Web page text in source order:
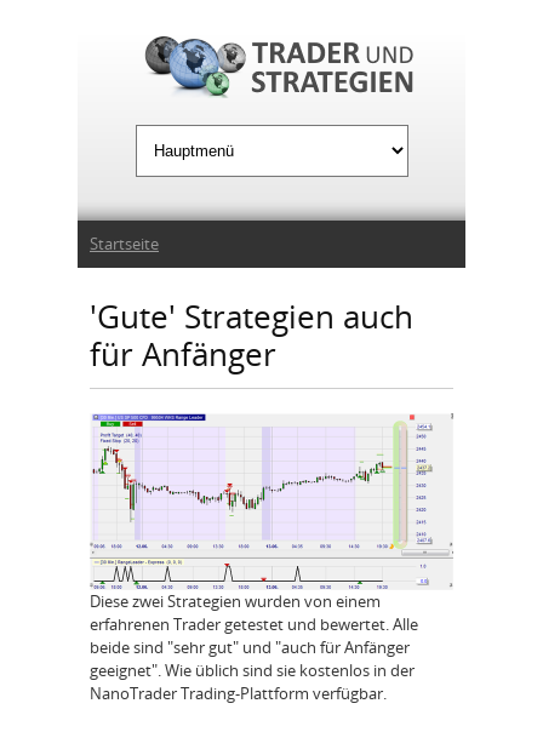
Sie sind hier
Startseite
'Gute' Strategien auch
für Anfänger
Diese zwei Strategien wurden von einem
erfahrenen Trader getestet und bewertet. Alle
beide sind "sehr gut" und "auch für Anfänger
geeignet". Wie üblich sind sie kostenlos in der
NanoTrader Trading-Plattform verfügbar.